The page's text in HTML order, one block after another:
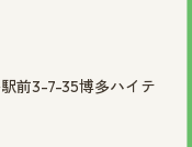
前3-7-35博多ハイテ